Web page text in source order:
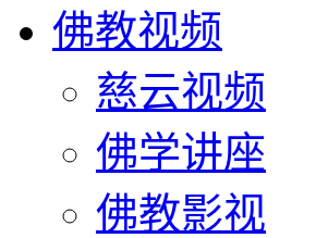
佛教视频
慈云视频
佛学讲座
佛教影视